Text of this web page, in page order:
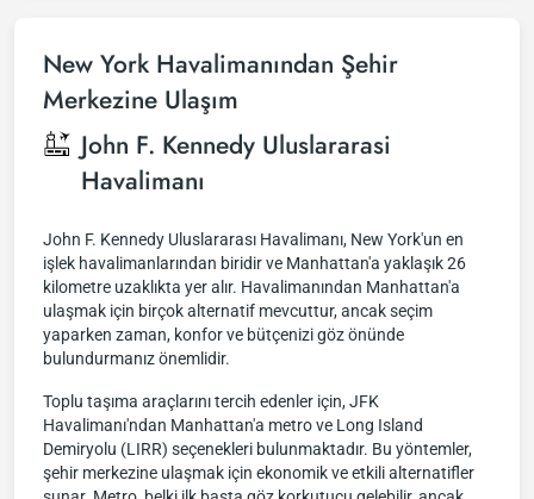
New York Havalimanından Şehir
Merkezine Ulaşım
John F. Kennedy Uluslararasi
Havalimanı
John F. Kennedy Uluslararası Havalimanı, New York'un en
işlek havalimanlarından biridir ve Manhattan'a yaklaşık 26
kilometre uzaklıkta yer alır. Havalimanından Manhattan'a
ulaşmak için birçok alternatif mevcuttur, ancak seçim
yaparken zaman, konfor ve bütçenizi göz önünde
bulundurmanız önemlidir.
Toplu taşıma araçlarını tercih edenler için, JFK
Havalimanı'ndan Manhattan'a metro ve Long Island
Demiryolu (LIRR) seçenekleri bulunmaktadır. Bu yöntemler,
şehir merkezine ulaşmak için ekonomik ve etkili alternatifler